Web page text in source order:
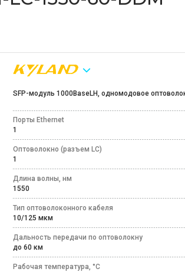
SFP-модуль 1000BaseLH, одномодовое
Порты Ethernet
1
Оптоволокно (разъем LC)
1
Длина волны, нм
1550
Тип оптоволоконного кабеля
10/125 мкм
Дальность передачи по оптоволокну
до 60 км
Рабочая температура, °C